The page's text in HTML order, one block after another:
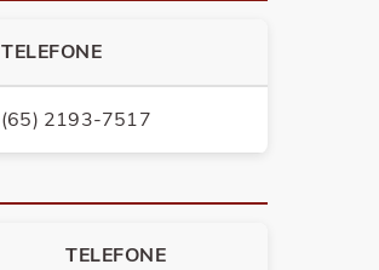
TELEFONE
(65) 2193-7517
TELEFONE